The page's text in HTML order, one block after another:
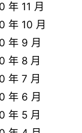
年 11 月
年 10 月
年 9 月
年 8 月
年 7 月
年 6 月
年 5 月